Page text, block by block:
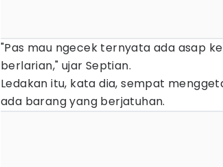
"Pas mau ngecek ternyata ada asap
berlarian," ujar Septian.
Ledakan itu, kata dia, sempat
ada barang yang berjatuhan.